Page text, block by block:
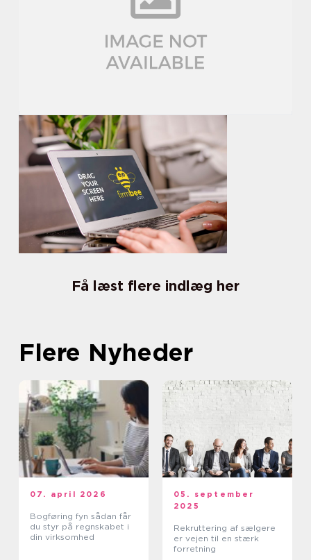
Få læst flere indlæg her
Flere Nyheder
07. april 2026
Bogføring fyn sådan får
du styr på regnskabet i
din virksomhed
05. september
2025
Rekruttering af sælgere
er vejen til en stærk
forretning